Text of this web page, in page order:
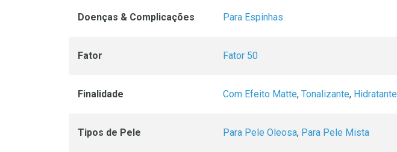
Doenças & Complicações Para Espinhas
Fator Fator 50
Finalidade Com Efeito Matte, Tonalizante, Hidratante
Tipos de Pele Para Pele Oleosa, Para Pele Mista